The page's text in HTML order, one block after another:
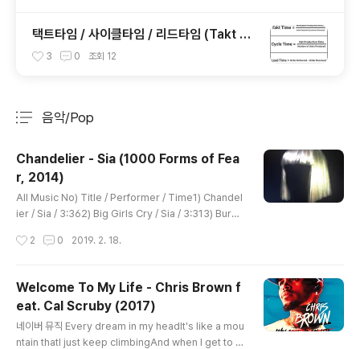
택트타임 / 사이클타임 / 리드타임 (Takt Ti
me / Cycle Time / Lead Time)
3 0 조회 12
음악/Pop
Chandelier - Sia (1000 Forms of Fea
r, 2014)
All Music No) Title / Performer / Time1) Chandel
ier / Sia / 3:362) Big Girls Cry / Sia / 3:313) Burn t
4:095) Hostage / Sia / 2:566) Straight for the Kni
Fire Meet Gasoline / Sia / 4:0111) Cellophane / Si
a / 4:2712) Dressed in Black / Sia / 6:40 ..
2 0 2019. 2. 18.
Welcome To My Life - Chris Brown f
eat. Cal Scruby (2017)
네이버 뮤직 Every dream in my headIt's like a mou
ntain thatI just keep climbingAnd when I get to th